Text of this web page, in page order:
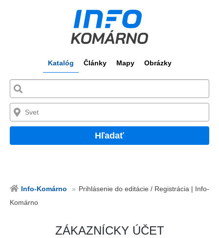
Katalóg Články Mapy Obrázky
Hľadať
Info-Komárno
Prihlásenie do editácie / Registrácia | Info-
Komárno
ZÁKAZNÍCKY ÚČET